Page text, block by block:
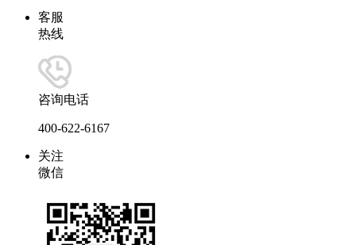
客服
热线
咨询电话
400-622-6167
关注
微信